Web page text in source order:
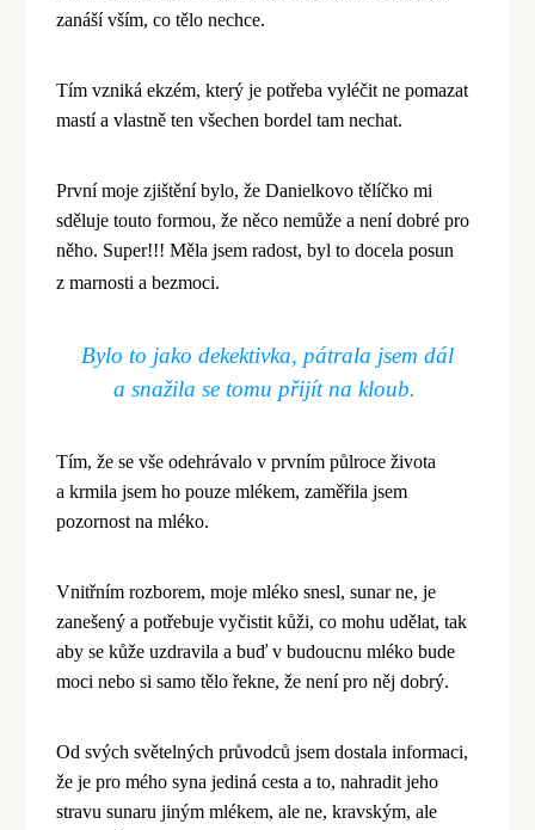
zanáší vším, co tělo nechce.
Tím vznikáekzém, který je potřeba vyléčit ne pomazat
mastí a vlastněten všechen bordel tam nechat.
První moje zjištění bylo, že Danielkovo tělíčko mi
sděluje touto formou, že něco nemůže a není dobrépro
něho. Super!!! Měla jsem radost, byl to docela posun
z marnosti a bezmoci.
Bylo to jako dekektivka, pátrala jsem dál
a snažila se tomu přijít na kloub.
Tím, že se vše odehrávalo v prvním půlroce života
a krmila jsem ho pouze mlékem, zaměřila jsem
pozornost na mléko.
Vnitřním rozborem, moje mléko snesl, sunar ne, je
zanešený a potřebuje vyčistit kůži, co mohu udělat, tak
aby se kůže uzdravila a buď v budoucnu mléko bude
moci nebo si samo tělořekne, že není pro něj dobrý.
Od svých světelných průvodců jsem dostala informaci,
že je pro mého syna jediná cesta a to, nahradit jeho
stravu sunaru jiným mlékem, ale ne, kravským, ale